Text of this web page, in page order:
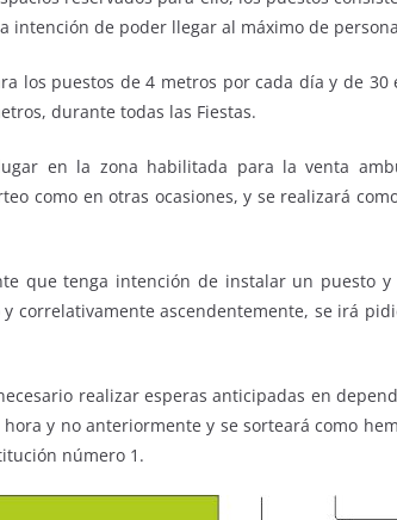
intención de poder llegar al máximo de
los puestos de 4 metros por cada día y de
durante todas las Fiestas.
en la zona habilitada para la venta
como en otras ocasiones, y se realizará
que tenga intención de instalar un puesto
correlativamente ascendentemente, se irá
realizar esperas anticipadas en
y no anteriormente y se sorteará como
número 1.